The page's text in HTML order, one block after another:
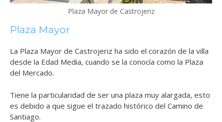
Plaza Mayor de Castrojeriz
Plaza Mayor
La Plaza Mayor de Castrojeriz ha sido el corazón de la villa
desde la Edad Media, cuando se la conocía como la Plaza
del Mercado.
Tiene la particularidad de ser una plaza muy alargada, esto
es debido a que sigue el trazado histórico del Camino de
Santiago.